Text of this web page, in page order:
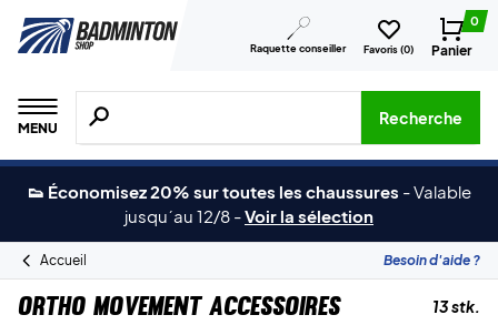
Raquette conseiller Favoris (0)
0
Panier
MENU
Recherche de produits, de marques, etc.
Recherche
👟 Économisez 20% sur toutes les chaussures -Valable
jusqu´au 12/8 -Voir la sélection
Accueil Besoin d'aide ?
Ortho Movement Accessoires 13 stk.